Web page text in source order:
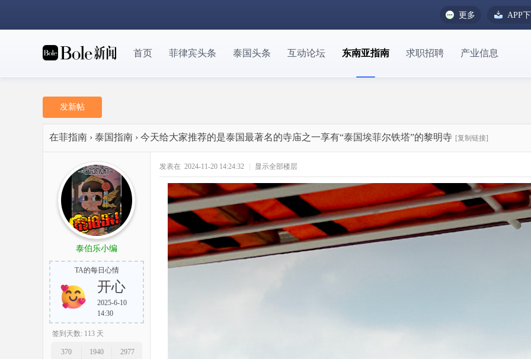
更多 APP
首页 菲律宾头条 泰国头条 互动论坛 东南亚指南 求职招聘 产业信息
发新帖
在菲指南 › 泰国指南 › 今天给大家推荐的是泰国最著名的寺庙之一享有“泰国埃菲尔铁塔”的黎明寺 [复制链接]
泰伯乐小编
TA的每日心情
开心
2025-6-10
14:30
签到天数: 113 天
370
1940
2977
发表在 2024-11-20 14:24:32 显示全部楼层